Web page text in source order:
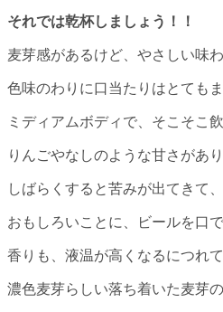
それでは乾杯しましょう！！
麦芽感があるけど、やさしい味
色味のわりに口当たりはとてもま
ミディアムボディで、そこそこ
りんごやなしのような甘さがあ
しばらくすると苦みが出てきて
おもしろいことに、ビールを口
香りも、液温が高くなるにつれ
濃色麦芽らしい落ち着いた麦芽